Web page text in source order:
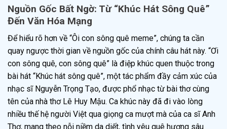
Nguồn Gốc Bất Ngờ: Từ “Khúc Hát Sông Quê”
Đến Văn Hóa Mạng
Để hiểu rõ hơn về “Ôi con sông quê meme”, chúng ta cần
quay ngược thời gian về nguồn gốc của chính câu hát này. “Ơi
con sông quê, con sông quê” là điệp khúc quen thuộc trong
bài hát “Khúc hát sông quê”, một tác phẩm đầy cảm xúc của
nhạc sĩ Nguyễn Trọng Tạo, được phổ nhạc từ bài thơ cùng
tên của nhà thơ Lê Huy Mậu. Ca khúc này đã đi vào lòng
nhiều thế hệ người Việt qua giọng ca mượt mà của ca sĩ Anh
Thơ, mang theo nỗi niềm da diết, tình yêu quê hương sâu